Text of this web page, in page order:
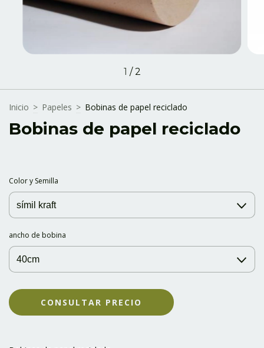
1 /2
Inicio > Papeles > Bobinas de papel reciclado
Bobinas de papel reciclado
Color y Semilla
ancho de bobina